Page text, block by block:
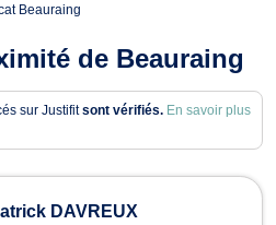
Beauraing
de Beauraing
sur Justifitsont vérifiés. En savoir plus
DAVREUX